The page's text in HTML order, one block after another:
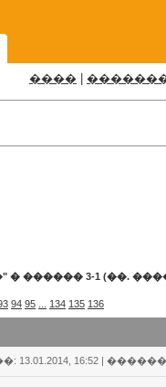
����
� ������ 3-1 (��.
94 95 134 135 136
16:52 |